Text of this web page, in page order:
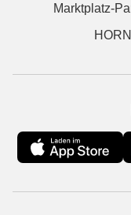
Marktplatz-